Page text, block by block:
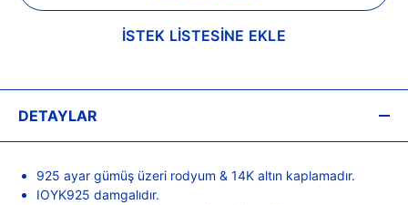
İSTEK LİSTESİNE EKLE
DETAYLAR
925 ayar gümüş üzeri rodyum & 14K altın kaplamadır.
IOYK925 damgalıdır.